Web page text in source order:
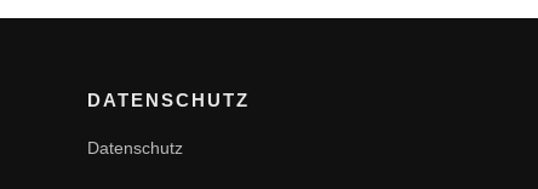
DATENSCHUTZ
Datenschutz